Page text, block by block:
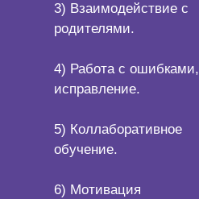
3) Взаимодействие с
родителями.
4) Работа с ошибками,
исправление.
5) Коллаборативное
обучение.
6) Мотивация